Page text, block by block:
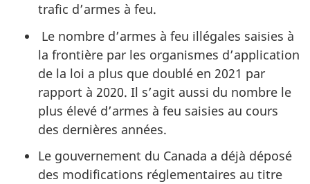
trafic d’armes à feu.
Le nombre d’armes à feu illégales saisies à
la frontière par les organismes d’application
de la loi a plus que doublé en 2021 par
rapport à 2020. Il s’agit aussi du nombre le
plus élevé d’armes à feu saisies au cours
des dernières années.
Le gouvernement du Canada a déjà déposé
des modifications réglementaires au titre